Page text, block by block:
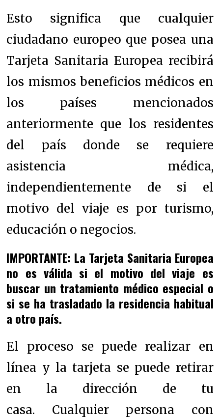
Esto significa que cualquier
ciudadano europeo que posea una
Tarjeta Sanitaria Europea recibirá
los mismos beneficios médicos en
los países mencionados
anteriormente que los residentes
del país donde se requiere
asistencia médica,
independientemente de si el
motivo del viaje es por turismo,
educación o negocios.
IMPORTANTE: La Tarjeta Sanitaria Europea
no es válida si el motivo del viaje es
buscar un tratamiento médico especial o
si se ha trasladado la residencia habitual
a otro país.
El proceso se puede realizar en
línea y la tarjeta se puede retirar
en la dirección de tu
casa. Cualquier persona con